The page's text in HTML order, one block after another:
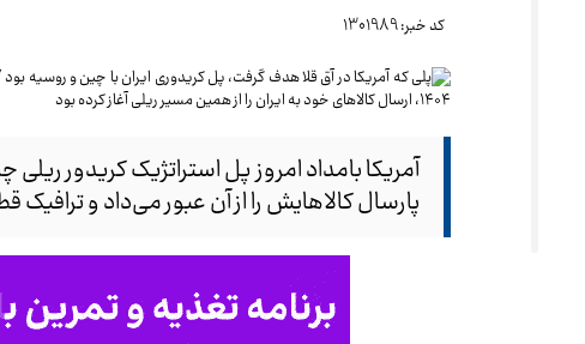
کد خبر: 1301989
آمریکا بامداد امروز پل استراتژیک کریدور
پارسال کالاهایش را از آن عبور می‌داد و